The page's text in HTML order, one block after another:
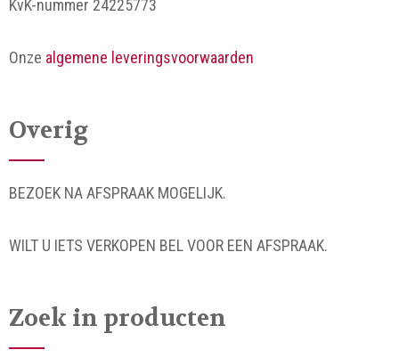
KvK-nummer 24225773
Onze algemene leveringsvoorwaarden
Overig
BEZOEK NA AFSPRAAK MOGELIJK.
WILT U IETS VERKOPEN BEL VOOR EEN AFSPRAAK.
Zoek in producten